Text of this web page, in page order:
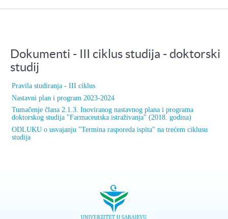
Dokumenti - III ciklus studija - doktorski
studij
Pravila studiranja - III ciklus
Nastavni plan i program 2023-2024
Tumačenje člana 2.1.3. Inoviranog nastavnog plana i programa
doktorskog studija "Farmaceutska istraživanja" (2018. godina)
ODLUKU o usvajanju "Termina rasporeda ispita" na trećem ciklusu
studija